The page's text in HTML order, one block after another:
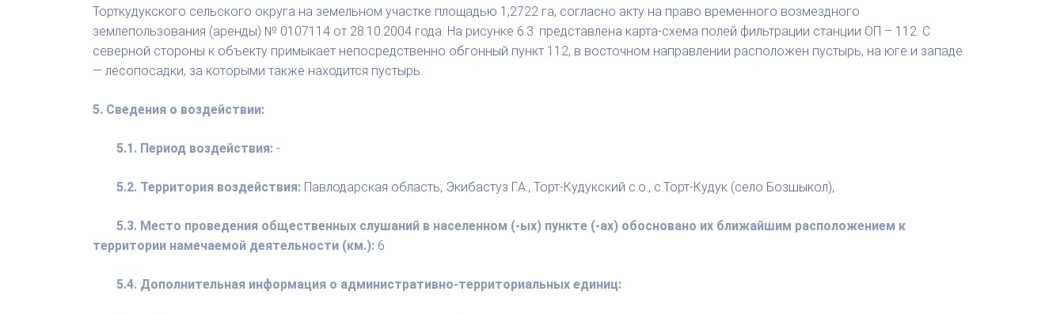
Торткудукского сельского округа на земельном участке площадью 1,2722 га, согласно акту на право временного возмездного
землепользования (аренды) № 0107114 от 28.10.2004 года. На рисунке 6.3. представлена карта-схема полей фильтрации станции ОП – 112. С
северной стороны к объекту примыкает непосредственно обгонный пункт 112, в восточном направлении расположен пустырь, на юге и западе
— лесопосадки, за которыми также находится пустырь.
5. Сведения о воздействии:
5.1. Период воздействия: -
5.2. Территория воздействия: Павлодарская область, Экибастуз Г.А., Торт-Кудукский с.о., с.Торт-Кудук (село Бозшыкол),
5.3. Место проведения общественных слушаний в населенном (-ых) пункте (-ах) обосновано их ближайшим расположением к
территории намечаемой деятельности (км.): 6
5.4. Дополнительная информация о административно-территориальных единиц: